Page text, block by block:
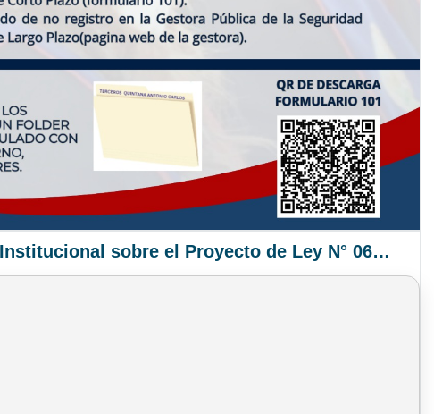
Pronunciamiento Institucional sobre el Proyecto de Ley N° 068/2025-2026 C.S.